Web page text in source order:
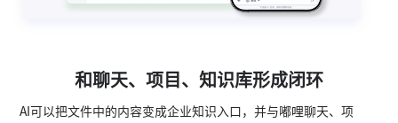
和聊天、项目、知识库形成闭环
AI可以把文件中的内容变成企业知识入口，并与嘟哩聊天、项